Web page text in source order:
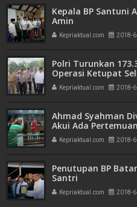
Kepala BP Santuni
Amin
Kepriaktual.com 2018-
Polri Turunkan
Operasi Ketupat
Kepriaktual.com 2018-
Ahmad Syahman
Akui Ada
Kepriaktual.com 2018-
Penutupan BP
Santri
Kepriaktual.com 2018-